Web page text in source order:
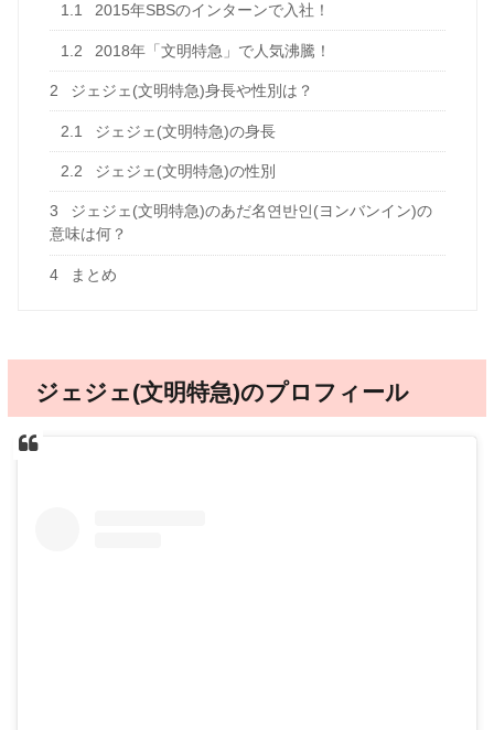
1.1 2015年SBSのインターンで入社！
1.2 2018年「文明特急」で人気沸騰！
2 ジェジェ(文明特急)身長や性別は？
2.1 ジェジェ(文明特急)の身長
2.2 ジェジェ(文明特急)の性別
3
ジェジェ(文明特急)のあだ名연반인(ヨンバンイン)の
意味は何？
4 まとめ
ジェジェ(文明特急)のプロフィール